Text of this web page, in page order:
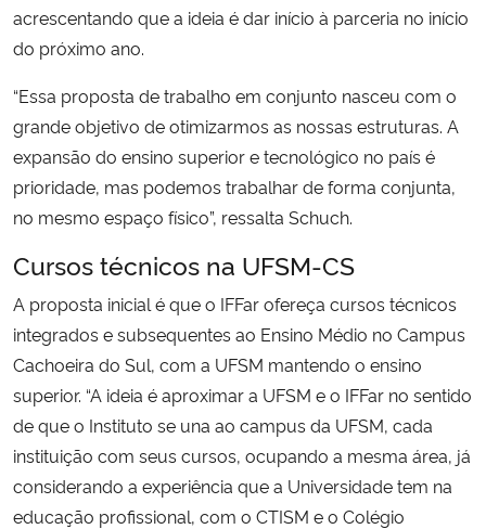
acrescentando que a ideia é dar início à parceria no início
do próximo ano.
“Essa proposta de trabalho em conjunto nasceu com o
grande objetivo de otimizarmos as nossas estruturas. A
expansão do ensino superior e tecnológico no país é
prioridade, mas podemos trabalhar de forma conjunta,
no mesmo espaço físico”, ressalta Schuch.
Cursos técnicos na UFSM-CS
A proposta inicial é que o IFFar ofereça cursos técnicos
integrados e subsequentes ao Ensino Médio no Campus
Cachoeira do Sul, com a UFSM mantendo o ensino
superior. “A ideia é aproximar a UFSM e o IFFar no sentido
de que o Instituto se una ao campus da UFSM, cada
instituição com seus cursos, ocupando a mesma área, já
considerando a experiência que a Universidade tem na
educação profissional, com o CTISM e o Colégio